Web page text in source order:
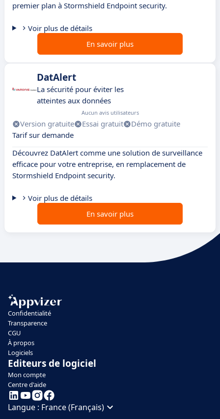
premier plan à Stormshield Endpoint security.
Voir plus de détails
En savoir plus
DatAlert
La sécurité pour éviter les
atteintes aux données
Aucun avis utilisateurs
Version gratuite Essai gratuit
Démo gratuite
Tarif sur demande
Découvrez DatAlert comme une solution de surveillance
efficace pour votre entreprise, en remplacement de
Stormshield Endpoint security.
Voir plus de détails
En savoir plus
Confidentialité
Transparence
CGU
À propos
Logiciels
Editeurs de logiciel
Mon compte
Centre d'aide
Langue : France (Français)